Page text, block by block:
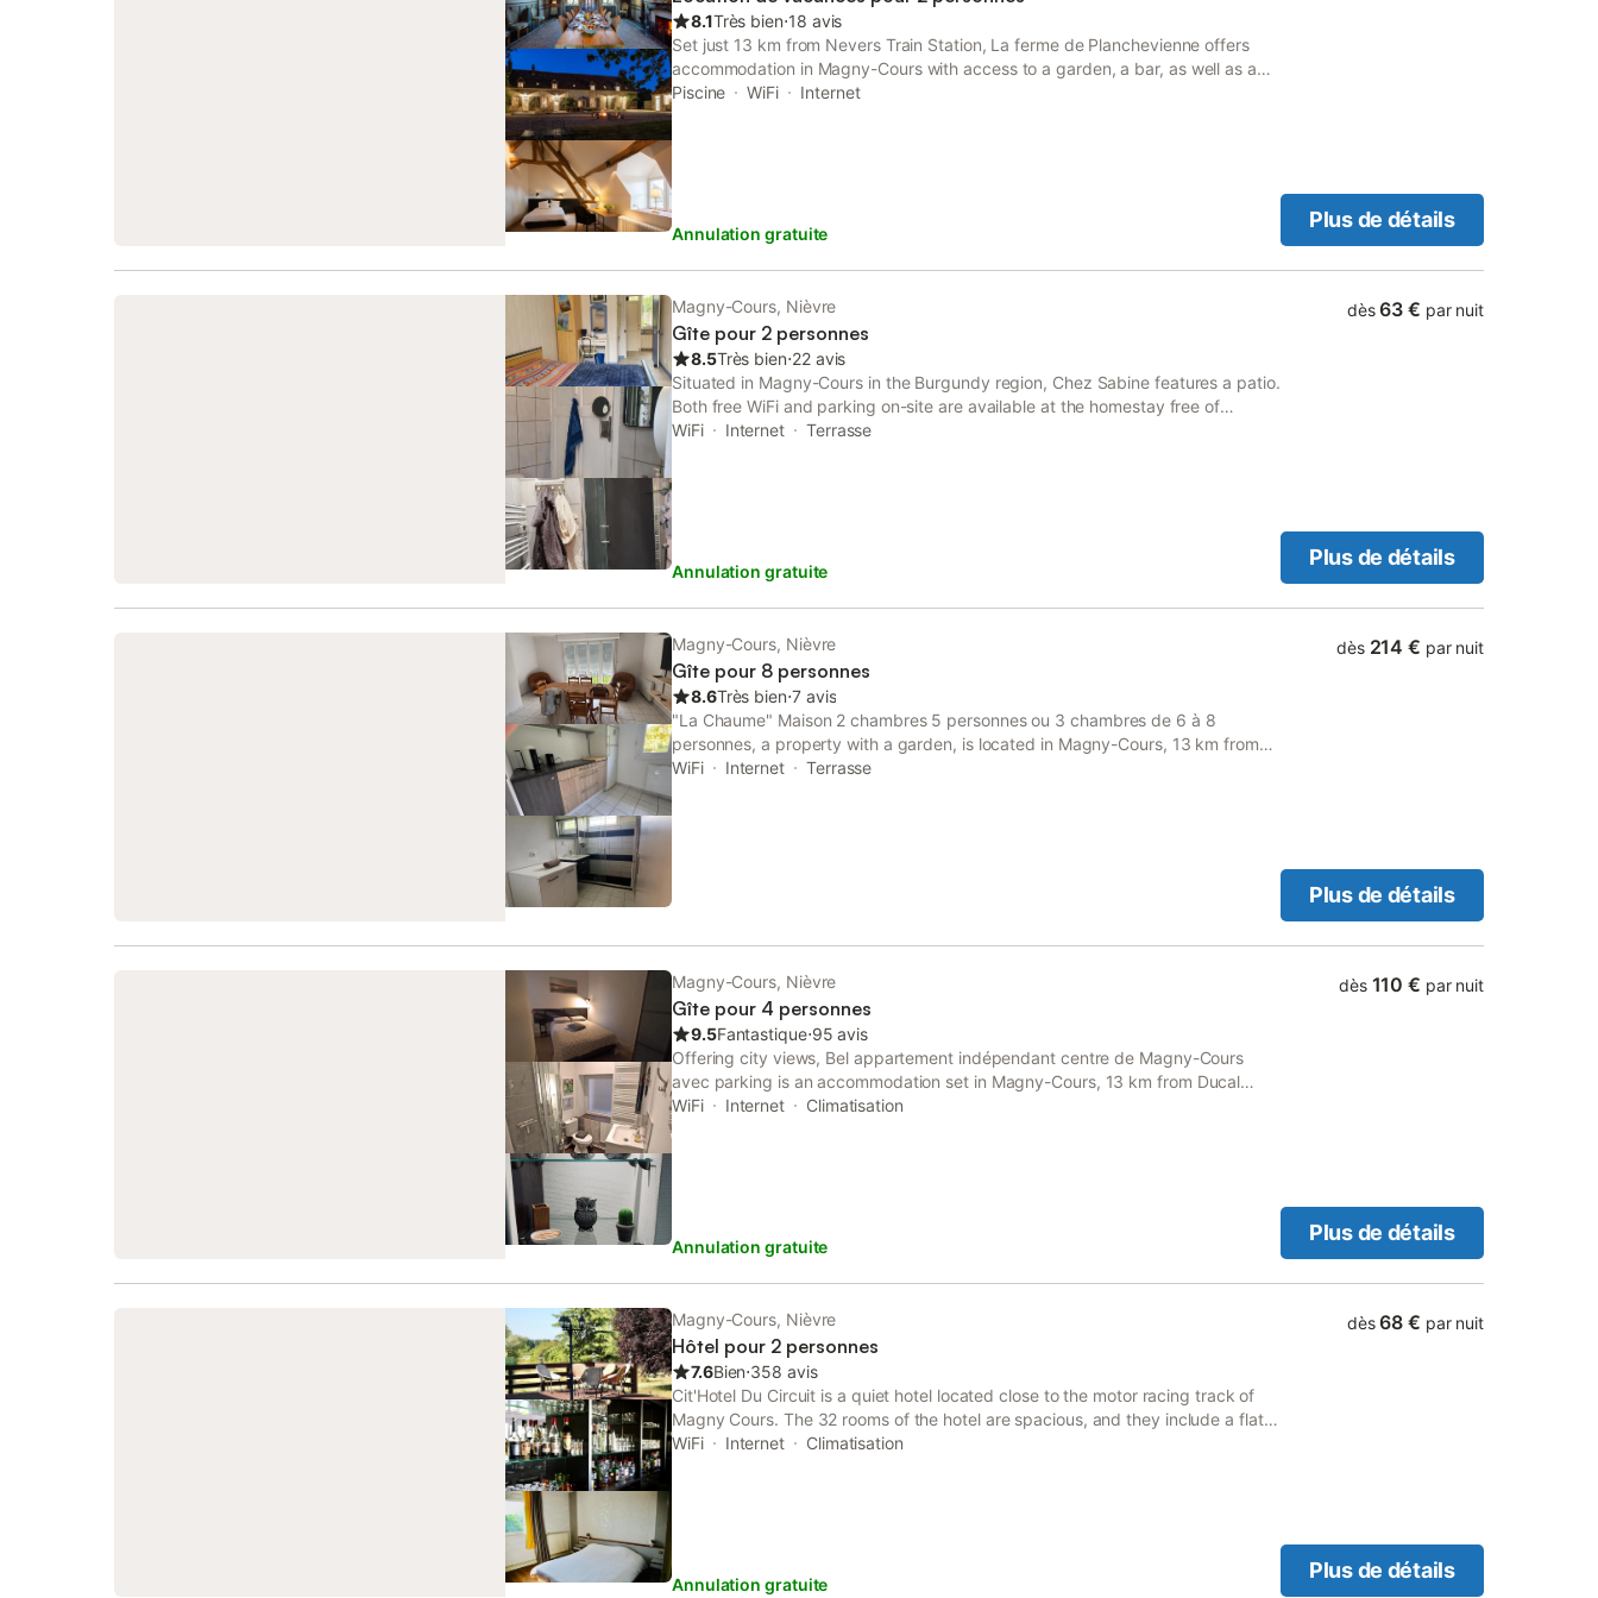
8.1Très bien⋅18 avis
Set just 13 km from Nevers Train Station, La ferme de Planchevienne offers
accommodation in Magny-Cours with access to a garden, a bar, as well as a
concierge service. The property has garden and inner courtyard views, and is
Piscine WiFi Internet
Annulation gratuite
Plus de détails
Magny-Cours, Nièvre
Gîte pour 2 personnes
8.5Très bien⋅22 avis
Situated in Magny-Cours in the Burgundy region, Chez Sabine features a patio.
Both free WiFi and parking on-site are available at the homestay free of
charge. The property is non-smoking and is located 4.5 km from Circuit
WiFi Internet Terrasse
Annulation gratuite
dès 63 € par nuit
Plus de détails
Magny-Cours, Nièvre
Gîte pour 8 personnes
8.6Très bien⋅7 avis
"La Chaume" Maison 2 chambres 5 personnes ou 3 chambres de 6 à 8
personnes, a property with a garden, is located in Magny-Cours, 13 km from
Nevers Train Station, 13 km from Ducal Palace of Nevers, as well as 43 km
WiFi Internet Terrasse
dès 214 € par nuit
Plus de détails
Magny-Cours, Nièvre
Gîte pour 4 personnes
9.5Fantastique⋅95 avis
Offering city views, Bel appartement indépendant centre de Magny-Cours
avec parking is an accommodation set in Magny-Cours, 13 km from Ducal
Palace of Nevers and 43 km from Centre National du Costume de Scene. The
WiFi Internet Climatisation
Annulation gratuite
dès 110 € par nuit
Plus de détails
Magny-Cours, Nièvre
Hôtel pour 2 personnes
7.6Bien⋅358 avis
Cit'Hotel Du Circuit is a quiet hotel located close to the motor racing track of
Magny Cours. The 32 rooms of the hotel are spacious, and they include a flat-
screen TV and a telephone. The en suite bathrooms have a bathtub and a
WiFi Internet Climatisation
Annulation gratuite
dès 68 € par nuit
Plus de détails